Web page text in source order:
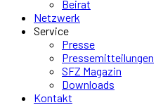
Beirat
Netzwerk
Service
Presse
Pressemitteilungen
SFZ Magazin
Downloads
Kontakt